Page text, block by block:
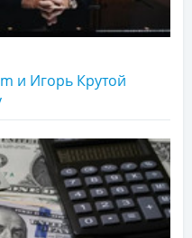
и Игорь Крутой